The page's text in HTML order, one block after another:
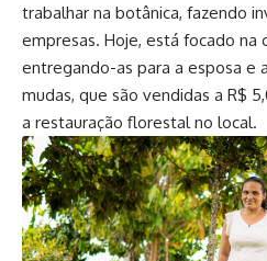
trabalhar na botânica, fazendo
empresas. Hoje, está focado na
entregando-as para a esposa e
mudas, que são vendidas a R$
a restauração florestal no local.